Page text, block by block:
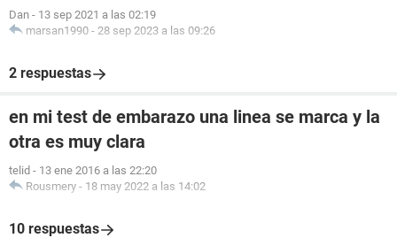
Dan - 13 sep 2021 a las 02:19
marsan1990 - 28 sep 2023 a las 09:26
2 respuestas
en mi test de embarazo una linea se marca y la
otra es muy clara
telid - 13 ene 2016 a las 22:20
Rousmery - 18 may 2022 a las 14:02
10 respuestas